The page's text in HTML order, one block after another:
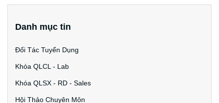
Danh mục tin
Đối Tác Tuyển Dụng
Khóa QLCL - Lab
Khóa QLSX - RD - Sales
Hội Thảo Chuyên Môn